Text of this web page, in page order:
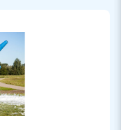
lucht natuurlijk ook
schuimpoeder, de
is afgemeten op
ton van 70 liter.
zakje Bubble